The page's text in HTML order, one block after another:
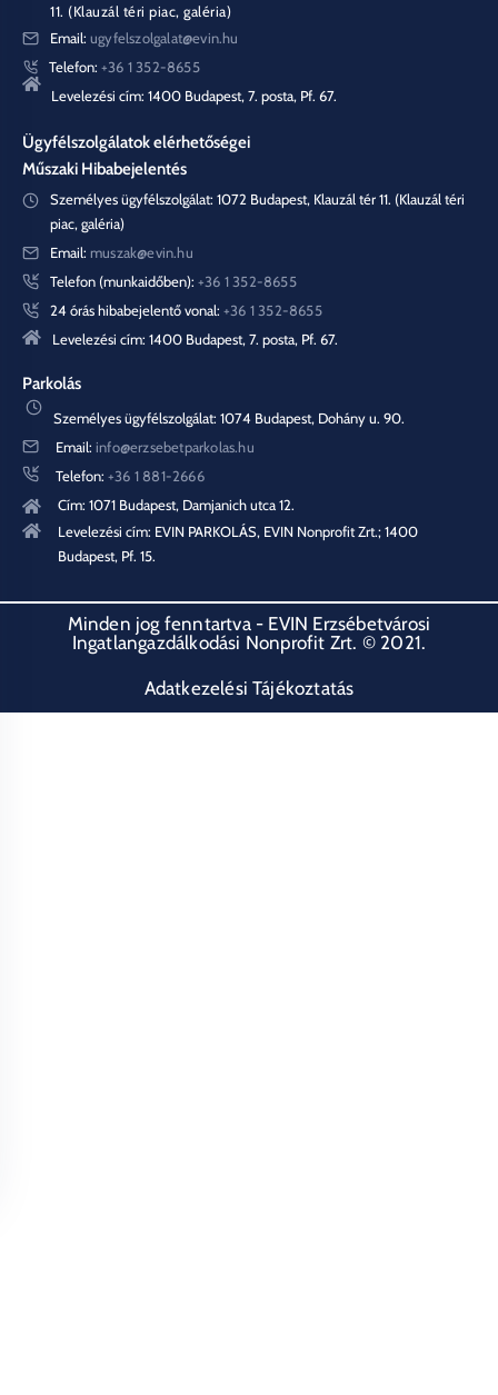
11. (Klauzál téri piac, galéria)
Email: ugyfelszolgalat@evin.hu
Telefon: +36 1 352-8655
Levelezési cím: 1400 Budapest, 7. posta, Pf. 67.
Ügyfélszolgálatok elérhetőségei
Műszaki Hibabejelentés
Személyes ügyfélszolgálat: 1072 Budapest, Klauzál tér 11. (Klauzál téri
piac, galéria)
Email: muszak@evin.hu
Telefon (munkaidőben): +36 1 352-8655
24 órás hibabejelentő vonal: +36 1 352-8655
Levelezési cím: 1400 Budapest, 7. posta, Pf. 67.
Parkolás
Személyes ügyfélszolgálat: 1074 Budapest, Dohány u. 90.
Email: info@erzsebetparkolas.hu
Telefon: +36 1 881-2666
Cím: 1071 Budapest, Damjanich utca 12.
Levelezési cím: EVIN PARKOLÁS, EVIN Nonprofit Zrt.; 1400
Budapest, Pf. 15.
Minden jog fenntartva - EVIN Erzsébetvárosi
Ingatlangazdálkodási Nonprofit Zrt. © 2021.
Adatkezelési Tájékoztatás